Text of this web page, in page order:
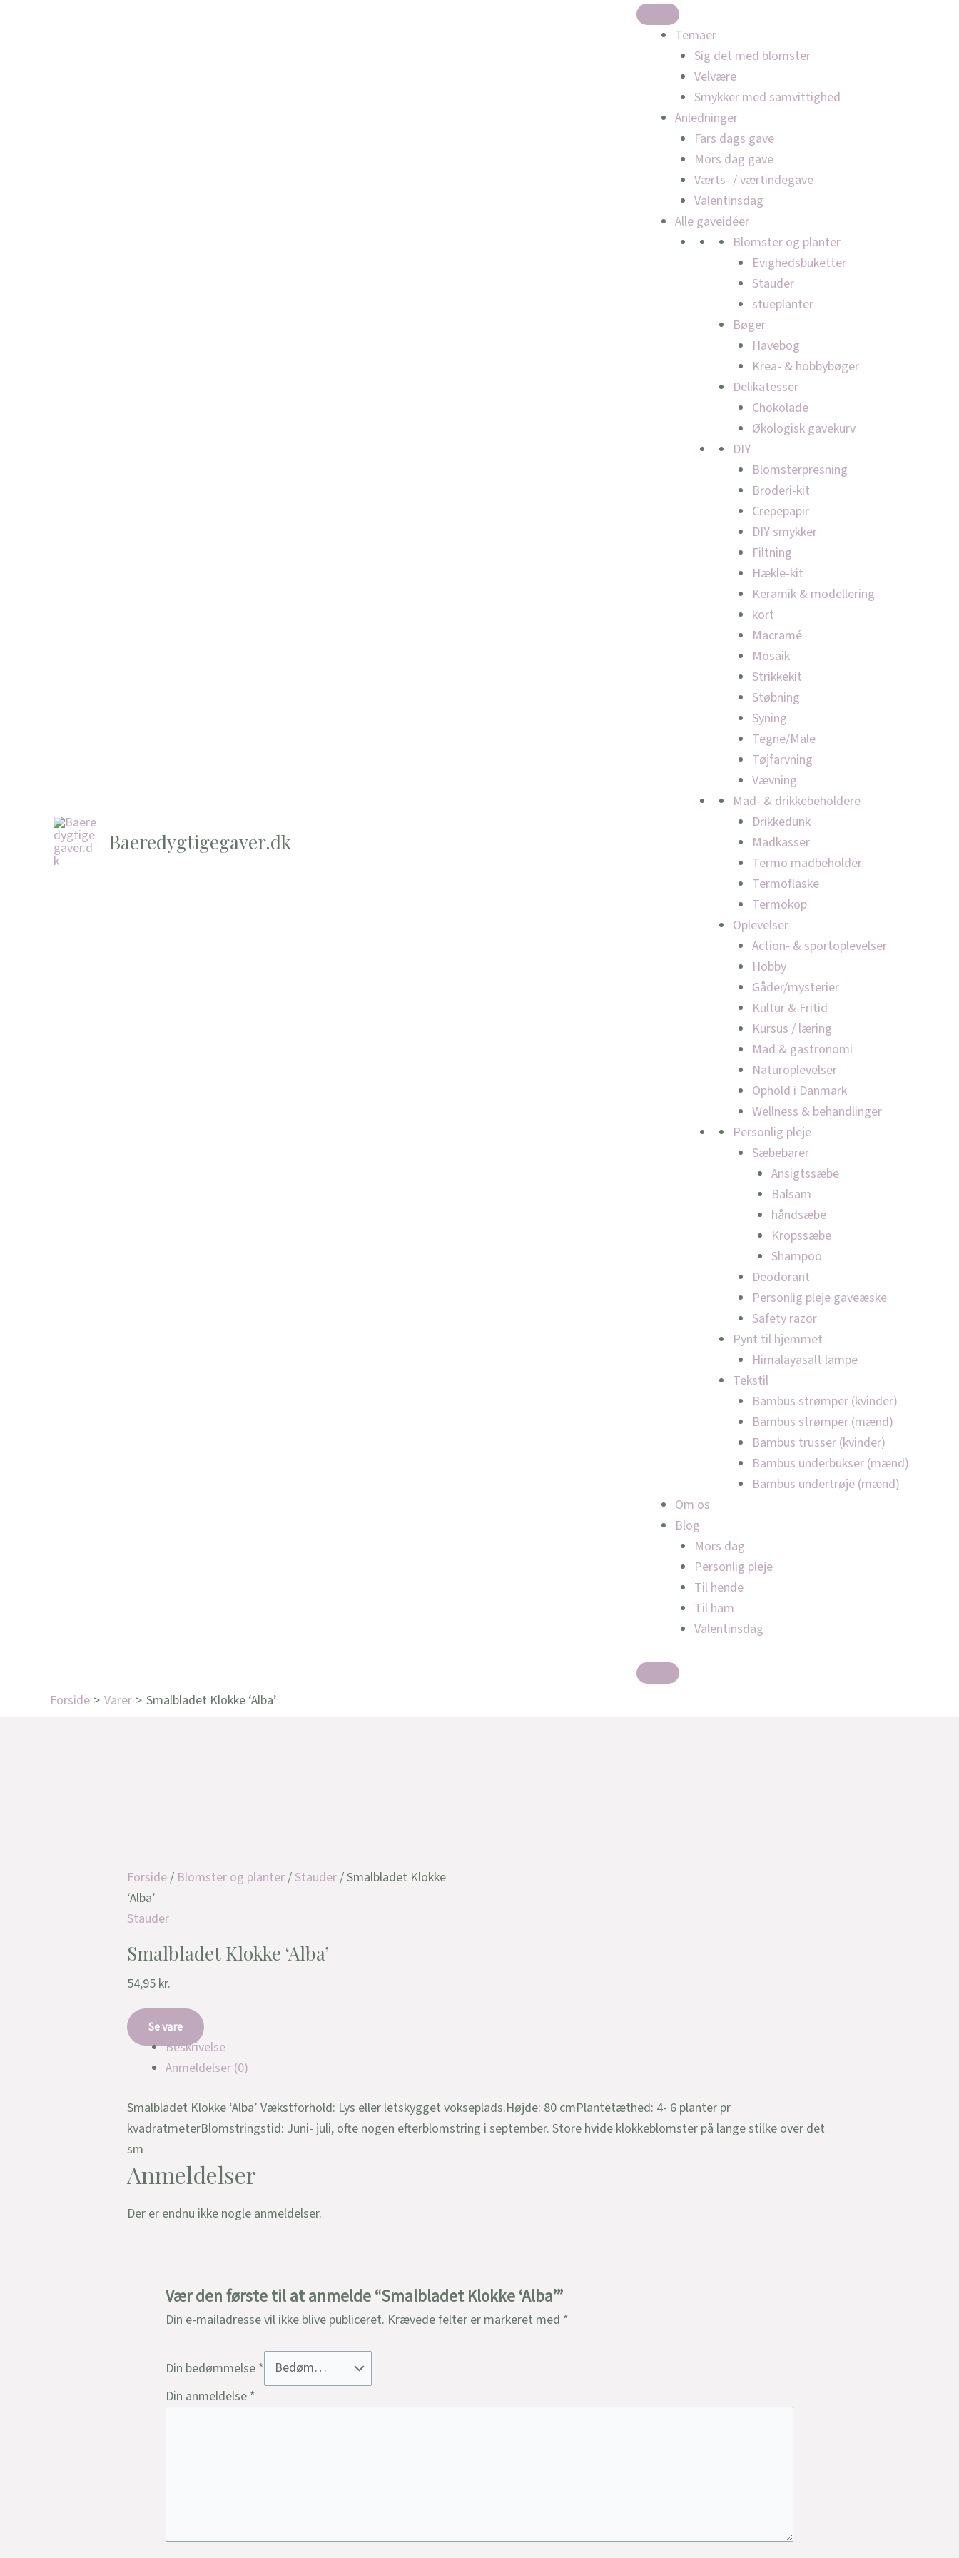
Baeredygtigegaver.dk
Temaer
Sig det med blomster
Velvære
Smykker med samvittighed
Anledninger
Fars dags gave
Mors dag gave
Værts- / værtindegave
Valentinsdag
Alle gaveidéer
Blomster og planter
Evighedsbuketter
Stauder
stueplanter
Bøger
Havebog
Krea- & hobbybøger
Delikatesser
Chokolade
Økologisk gavekurv
DIY
Blomsterpresning
Broderi-kit
Crepepapir
DIY smykker
Filtning
Hækle-kit
Keramik & modellering
kort
Macramé
Mosaik
Strikkekit
Støbning
Syning
Tegne/Male
Tøjfarvning
Vævning
Mad- & drikkebeholdere
Drikkedunk
Madkasser
Termo madbeholder
Termoflaske
Termokop
Oplevelser
Action- & sportoplevelser
Hobby
Gåder/mysterier
Kultur & Fritid
Kursus / læring
Mad & gastronomi
Naturoplevelser
Ophold i Danmark
Wellness & behandlinger
Personlig pleje
Sæbebarer
Ansigtssæbe
Balsam
håndsæbe
Kropssæbe
Shampoo
Deodorant
Personlig pleje gaveæske
Safety razor
Pynt til hjemmet
Himalayasalt lampe
Tekstil
Bambus strømper (kvinder)
Bambus strømper (mænd)
Bambus trusser (kvinder)
Bambus underbukser (mænd)
Bambus undertrøje (mænd)
Om os
Blog
Mors dag
Personlig pleje
Til hende
Til ham
Valentinsdag
Forside Varer Smalbladet Klokke ‘Alba’
Forside/ Blomster og planter/ Stauder/ Smalbladet Klokke
‘Alba’
Stauder
Smalbladet Klokke ‘Alba’
54,95 kr.
Se vare
Beskrivelse
Anmeldelser (0)
Smalbladet Klokke ‘Alba’ Vækstforhold: Lys eller letskygget vokseplads.Højde: 80 cmPlantetæthed: 4- 6 planter pr
kvadratmeterBlomstringstid: Juni- juli, ofte nogen efterblomstring i september. Store hvide klokkeblomster på lange stilke over det
sm
Anmeldelser
Der er endnu ikke nogle anmeldelser.
Vær den første til at anmelde “Smalbladet Klokke ‘Alba’”
Din e-mailadresse vil ikke blive publiceret. Krævede felter er markeret med *
Din bedømmelse *
Din anmeldelse *